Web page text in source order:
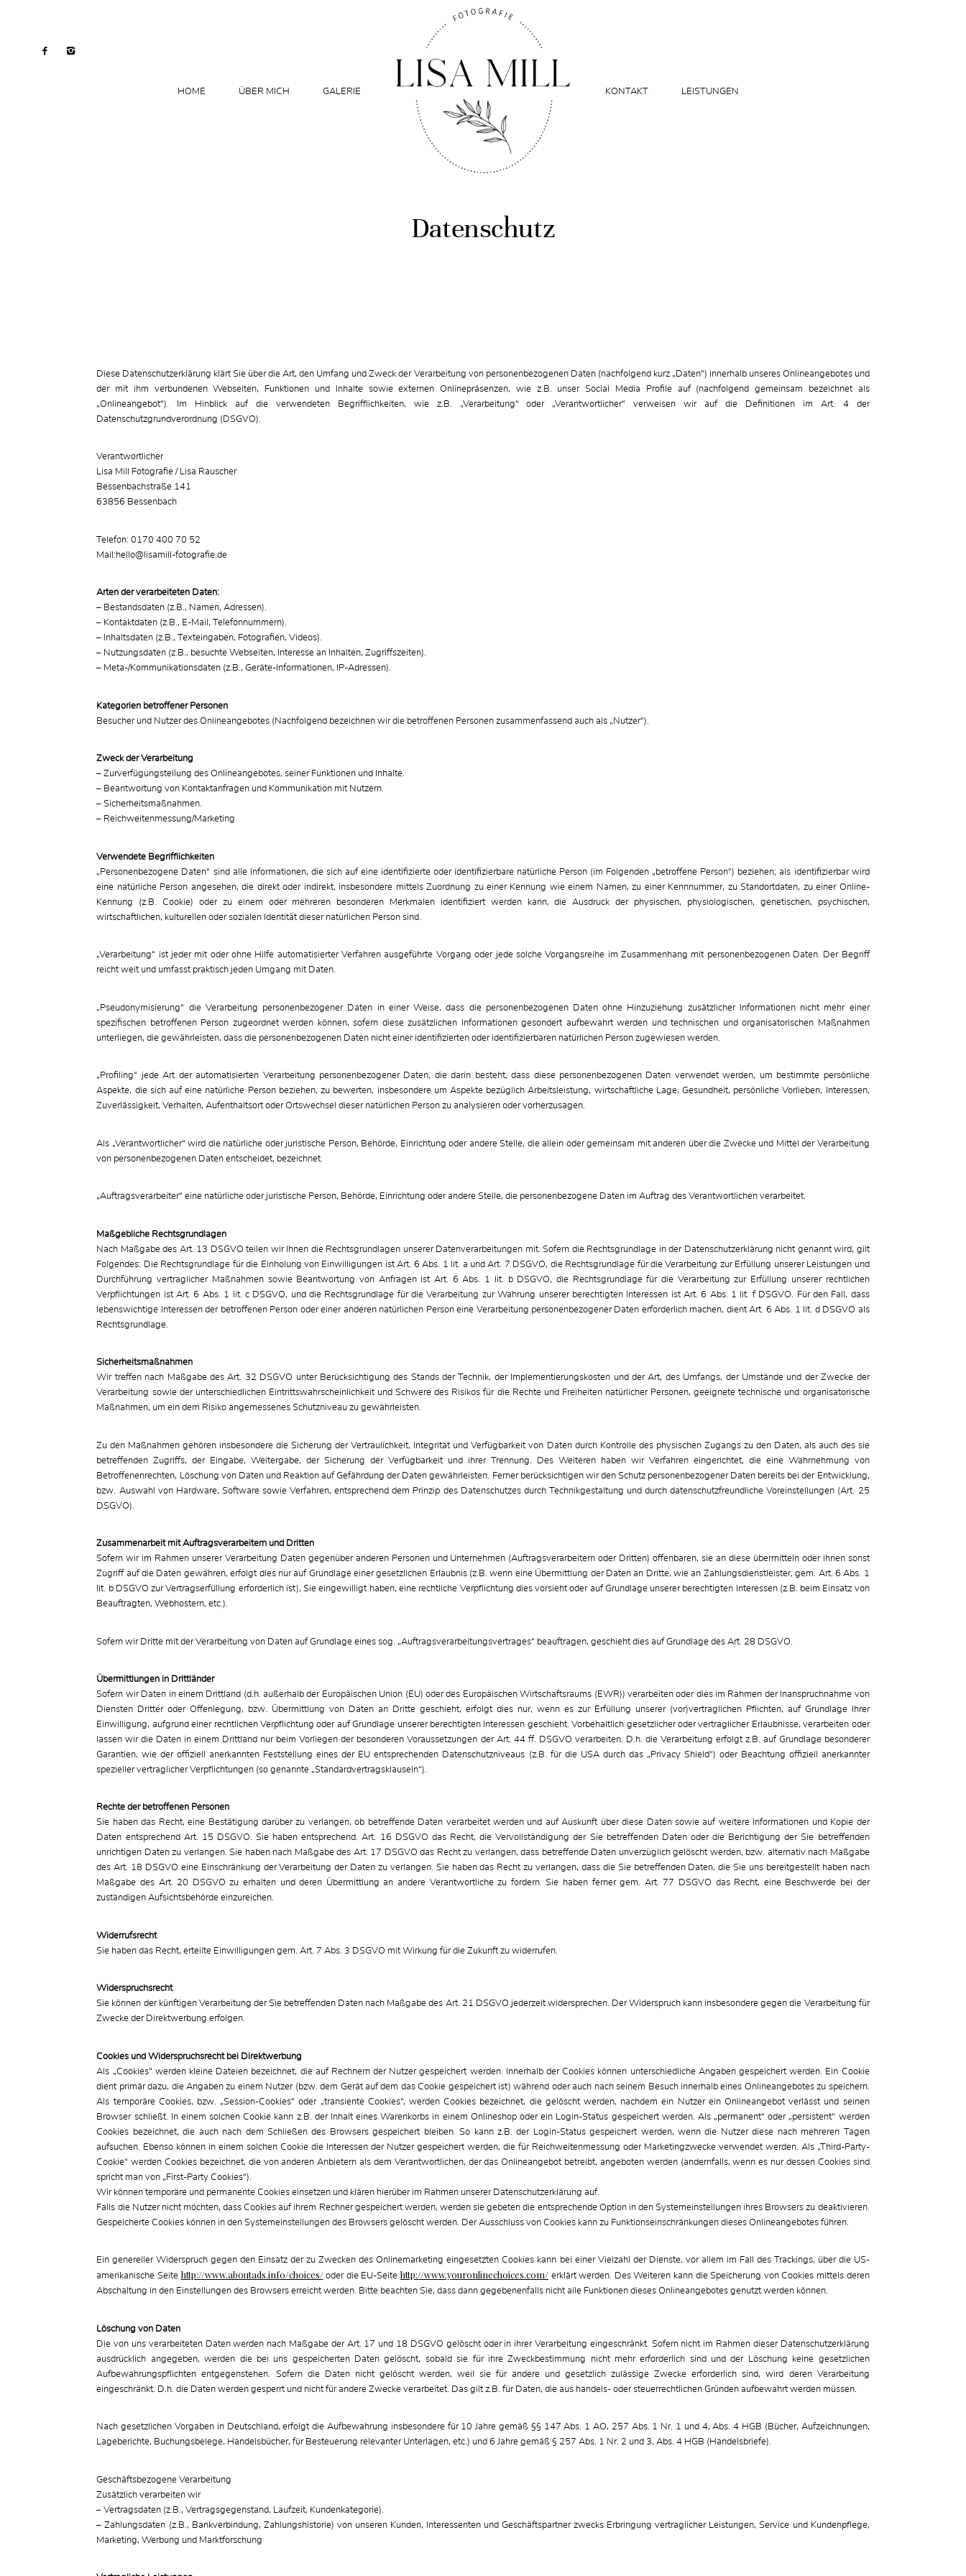
HOME ÜBER MICH GALERIE KONTAKT LEISTUNGEN
Datenschutz
Diese Datenschutzerklärung klärt Sie über die Art, den Umfang und Zweck der Verarbeitung von personenbezogenen Daten (nachfolgend kurz „Daten“) innerhalb unseres Onlineangebotes und
der mit ihm verbundenen Webseiten, Funktionen und Inhalte sowie externen Onlinepräsenzen, wie z.B. unser Social Media Profile auf (nachfolgend gemeinsam bezeichnet als
„Onlineangebot“). Im Hinblick auf die verwendeten Begrifflichkeiten, wie z.B. „Verarbeitung“ oder „Verantwortlicher“ verweisen wir auf die Definitionen im Art. 4 der
Datenschutzgrundverordnung (DSGVO).
Verantwortlicher
Lisa Mill Fotografie / Lisa Rauscher
Bessenbachstraße 141
63856 Bessenbach
Telefon: 0170 400 70 52
Mail:hello@lisamill-fotografie.de
Arten der verarbeiteten Daten:
– Bestandsdaten (z.B., Namen, Adressen).
– Kontaktdaten (z.B., E-Mail, Telefonnummern).
– Inhaltsdaten (z.B., Texteingaben, Fotografien, Videos).
– Nutzungsdaten (z.B., besuchte Webseiten, Interesse an Inhalten, Zugriffszeiten).
– Meta-/Kommunikationsdaten (z.B., Geräte-Informationen, IP-Adressen).
Kategorien betroffener Personen
Besucher und Nutzer des Onlineangebotes (Nachfolgend bezeichnen wir die betroffenen Personen zusammenfassend auch als „Nutzer“).
Zweck der Verarbeitung
– Zurverfügungstellung des Onlineangebotes, seiner Funktionen und Inhalte.
– Beantwortung von Kontaktanfragen und Kommunikation mit Nutzern.
– Sicherheitsmaßnahmen.
– Reichweitenmessung/Marketing
Verwendete Begrifflichkeiten
„Personenbezogene Daten“ sind alle Informationen, die sich auf eine identifizierte oder identifizierbare natürliche Person (im Folgenden „betroffene Person“) beziehen; als identifizierbar wird
eine natürliche Person angesehen, die direkt oder indirekt, insbesondere mittels Zuordnung zu einer Kennung wie einem Namen, zu einer Kennnummer, zu Standortdaten, zu einer Online-
Kennung (z.B. Cookie) oder zu einem oder mehreren besonderen Merkmalen identifiziert werden kann, die Ausdruck der physischen, physiologischen, genetischen, psychischen,
wirtschaftlichen, kulturellen oder sozialen Identität dieser natürlichen Person sind.
„Verarbeitung“ ist jeder mit oder ohne Hilfe automatisierter Verfahren ausgeführte Vorgang oder jede solche Vorgangsreihe im Zusammenhang mit personenbezogenen Daten. Der Begriff
reicht weit und umfasst praktisch jeden Umgang mit Daten.
„Pseudonymisierung“ die Verarbeitung personenbezogener Daten in einer Weise, dass die personenbezogenen Daten ohne Hinzuziehung zusätzlicher Informationen nicht mehr einer
spezifischen betroffenen Person zugeordnet werden können, sofern diese zusätzlichen Informationen gesondert aufbewahrt werden und technischen und organisatorischen Maßnahmen
unterliegen, die gewährleisten, dass die personenbezogenen Daten nicht einer identifizierten oder identifizierbaren natürlichen Person zugewiesen werden.
„Profiling“ jede Art der automatisierten Verarbeitung personenbezogener Daten, die darin besteht, dass diese personenbezogenen Daten verwendet werden, um bestimmte persönliche
Aspekte, die sich auf eine natürliche Person beziehen, zu bewerten, insbesondere um Aspekte bezüglich Arbeitsleistung, wirtschaftliche Lage, Gesundheit, persönliche Vorlieben, Interessen,
Zuverlässigkeit, Verhalten, Aufenthaltsort oder Ortswechsel dieser natürlichen Person zu analysieren oder vorherzusagen.
Als „Verantwortlicher“ wird die natürliche oder juristische Person, Behörde, Einrichtung oder andere Stelle, die allein oder gemeinsam mit anderen über die Zwecke und Mittel der Verarbeitung
von personenbezogenen Daten entscheidet, bezeichnet.
„Auftragsverarbeiter“ eine natürliche oder juristische Person, Behörde, Einrichtung oder andere Stelle, die personenbezogene Daten im Auftrag des Verantwortlichen verarbeitet.
Maßgebliche Rechtsgrundlagen
Nach Maßgabe des Art. 13 DSGVO teilen wir Ihnen die Rechtsgrundlagen unserer Datenverarbeitungen mit. Sofern die Rechtsgrundlage in der Datenschutzerklärung nicht genannt wird, gilt
Folgendes: Die Rechtsgrundlage für die Einholung von Einwilligungen ist Art. 6 Abs. 1 lit. a und Art. 7 DSGVO, die Rechtsgrundlage für die Verarbeitung zur Erfüllung unserer Leistungen und
Durchführung vertraglicher Maßnahmen sowie Beantwortung von Anfragen ist Art. 6 Abs. 1 lit. b DSGVO, die Rechtsgrundlage für die Verarbeitung zur Erfüllung unserer rechtlichen
Verpflichtungen ist Art. 6 Abs. 1 lit. c DSGVO, und die Rechtsgrundlage für die Verarbeitung zur Wahrung unserer berechtigten Interessen ist Art. 6 Abs. 1 lit. f DSGVO. Für den Fall, dass
lebenswichtige Interessen der betroffenen Person oder einer anderen natürlichen Person eine Verarbeitung personenbezogener Daten erforderlich machen, dient Art. 6 Abs. 1 lit. d DSGVO als
Rechtsgrundlage.
Sicherheitsmaßnahmen
Wir treffen nach Maßgabe des Art. 32 DSGVO unter Berücksichtigung des Stands der Technik, der Implementierungskosten und der Art, des Umfangs, der Umstände und der Zwecke der
Verarbeitung sowie der unterschiedlichen Eintrittswahrscheinlichkeit und Schwere des Risikos für die Rechte und Freiheiten natürlicher Personen, geeignete technische und organisatorische
Maßnahmen, um ein dem Risiko angemessenes Schutzniveau zu gewährleisten.
Zu den Maßnahmen gehören insbesondere die Sicherung der Vertraulichkeit, Integrität und Verfügbarkeit von Daten durch Kontrolle des physischen Zugangs zu den Daten, als auch des sie
betreffenden Zugriffs, der Eingabe, Weitergabe, der Sicherung der Verfügbarkeit und ihrer Trennung. Des Weiteren haben wir Verfahren eingerichtet, die eine Wahrnehmung von
Betroffenenrechten, Löschung von Daten und Reaktion auf Gefährdung der Daten gewährleisten. Ferner berücksichtigen wir den Schutz personenbezogener Daten bereits bei der Entwicklung,
bzw. Auswahl von Hardware, Software sowie Verfahren, entsprechend dem Prinzip des Datenschutzes durch Technikgestaltung und durch datenschutzfreundliche Voreinstellungen (Art. 25
DSGVO).
Zusammenarbeit mit Auftragsverarbeitern und Dritten
Sofern wir im Rahmen unserer Verarbeitung Daten gegenüber anderen Personen und Unternehmen (Auftragsverarbeitern oder Dritten) offenbaren, sie an diese übermitteln oder ihnen sonst
Zugriff auf die Daten gewähren, erfolgt dies nur auf Grundlage einer gesetzlichen Erlaubnis (z.B. wenn eine Übermittlung der Daten an Dritte, wie an Zahlungsdienstleister, gem. Art. 6 Abs. 1
lit. b DSGVO zur Vertragserfüllung erforderlich ist), Sie eingewilligt haben, eine rechtliche Verpflichtung dies vorsieht oder auf Grundlage unserer berechtigten Interessen (z.B. beim Einsatz von
Beauftragten, Webhostern, etc.).
Sofern wir Dritte mit der Verarbeitung von Daten auf Grundlage eines sog. „Auftragsverarbeitungsvertrages“ beauftragen, geschieht dies auf Grundlage des Art. 28 DSGVO.
Übermittlungen in Drittländer
Sofern wir Daten in einem Drittland (d.h. außerhalb der Europäischen Union (EU) oder des Europäischen Wirtschaftsraums (EWR)) verarbeiten oder dies im Rahmen der Inanspruchnahme von
Diensten Dritter oder Offenlegung, bzw. Übermittlung von Daten an Dritte geschieht, erfolgt dies nur, wenn es zur Erfüllung unserer (vor)vertraglichen Pflichten, auf Grundlage Ihrer
Einwilligung, aufgrund einer rechtlichen Verpflichtung oder auf Grundlage unserer berechtigten Interessen geschieht. Vorbehaltlich gesetzlicher oder vertraglicher Erlaubnisse, verarbeiten oder
lassen wir die Daten in einem Drittland nur beim Vorliegen der besonderen Voraussetzungen der Art. 44 ff. DSGVO verarbeiten. D.h. die Verarbeitung erfolgt z.B. auf Grundlage besonderer
Garantien, wie der offiziell anerkannten Feststellung eines der EU entsprechenden Datenschutzniveaus (z.B. für die USA durch das „Privacy Shield“) oder Beachtung offiziell anerkannter
spezieller vertraglicher Verpflichtungen (so genannte „Standardvertragsklauseln“).
Rechte der betroffenen Personen
Sie haben das Recht, eine Bestätigung darüber zu verlangen, ob betreffende Daten verarbeitet werden und auf Auskunft über diese Daten sowie auf weitere Informationen und Kopie der
Daten entsprechend Art. 15 DSGVO. Sie haben entsprechend. Art. 16 DSGVO das Recht, die Vervollständigung der Sie betreffenden Daten oder die Berichtigung der Sie betreffenden
unrichtigen Daten zu verlangen. Sie haben nach Maßgabe des Art. 17 DSGVO das Recht zu verlangen, dass betreffende Daten unverzüglich gelöscht werden, bzw. alternativ nach Maßgabe
des Art. 18 DSGVO eine Einschränkung der Verarbeitung der Daten zu verlangen. Sie haben das Recht zu verlangen, dass die Sie betreffenden Daten, die Sie uns bereitgestellt haben nach
Maßgabe des Art. 20 DSGVO zu erhalten und deren Übermittlung an andere Verantwortliche zu fordern. Sie haben ferner gem. Art. 77 DSGVO das Recht, eine Beschwerde bei der
zuständigen Aufsichtsbehörde einzureichen.
Widerrufsrecht
Sie haben das Recht, erteilte Einwilligungen gem. Art. 7 Abs. 3 DSGVO mit Wirkung für die Zukunft zu widerrufen.
Widerspruchsrecht
Sie können der künftigen Verarbeitung der Sie betreffenden Daten nach Maßgabe des Art. 21 DSGVO jederzeit widersprechen. Der Widerspruch kann insbesondere gegen die Verarbeitung für
Zwecke der Direktwerbung erfolgen.
Cookies und Widerspruchsrecht bei Direktwerbung
Als „Cookies“ werden kleine Dateien bezeichnet, die auf Rechnern der Nutzer gespeichert werden. Innerhalb der Cookies können unterschiedliche Angaben gespeichert werden. Ein Cookie
dient primär dazu, die Angaben zu einem Nutzer (bzw. dem Gerät auf dem das Cookie gespeichert ist) während oder auch nach seinem Besuch innerhalb eines Onlineangebotes zu speichern.
Als temporäre Cookies, bzw. „Session-Cookies“ oder „transiente Cookies“, werden Cookies bezeichnet, die gelöscht werden, nachdem ein Nutzer ein Onlineangebot verlässt und seinen
Browser schließt. In einem solchen Cookie kann z.B. der Inhalt eines Warenkorbs in einem Onlineshop oder ein Login-Status gespeichert werden. Als „permanent“ oder „persistent“ werden
Cookies bezeichnet, die auch nach dem Schließen des Browsers gespeichert bleiben. So kann z.B. der Login-Status gespeichert werden, wenn die Nutzer diese nach mehreren Tagen
aufsuchen. Ebenso können in einem solchen Cookie die Interessen der Nutzer gespeichert werden, die für Reichweitenmessung oder Marketingzwecke verwendet werden. Als „Third-Party-
Cookie“ werden Cookies bezeichnet, die von anderen Anbietern als dem Verantwortlichen, der das Onlineangebot betreibt, angeboten werden (andernfalls, wenn es nur dessen Cookies sind
spricht man von „First-Party Cookies“).
Wir können temporäre und permanente Cookies einsetzen und klären hierüber im Rahmen unserer Datenschutzerklärung auf.
Falls die Nutzer nicht möchten, dass Cookies auf ihrem Rechner gespeichert werden, werden sie gebeten die entsprechende Option in den Systemeinstellungen ihres Browsers zu deaktivieren.
Gespeicherte Cookies können in den Systemeinstellungen des Browsers gelöscht werden. Der Ausschluss von Cookies kann zu Funktionseinschränkungen dieses Onlineangebotes führen.
Ein genereller Widerspruch gegen den Einsatz der zu Zwecken des Onlinemarketing eingesetzten Cookies kann bei einer Vielzahl der Dienste, vor allem im Fall des Trackings, über die US-
amerikanische Seite http://www.aboutads.info/choices/ oder die EU-Seitehttp://www.youronlinechoices.com/ erklärt werden. Des Weiteren kann die Speicherung von Cookies mittels deren
Abschaltung in den Einstellungen des Browsers erreicht werden. Bitte beachten Sie, dass dann gegebenenfalls nicht alle Funktionen dieses Onlineangebotes genutzt werden können.
Löschung von Daten
Die von uns verarbeiteten Daten werden nach Maßgabe der Art. 17 und 18 DSGVO gelöscht oder in ihrer Verarbeitung eingeschränkt. Sofern nicht im Rahmen dieser Datenschutzerklärung
ausdrücklich angegeben, werden die bei uns gespeicherten Daten gelöscht, sobald sie für ihre Zweckbestimmung nicht mehr erforderlich sind und der Löschung keine gesetzlichen
Aufbewahrungspflichten entgegenstehen. Sofern die Daten nicht gelöscht werden, weil sie für andere und gesetzlich zulässige Zwecke erforderlich sind, wird deren Verarbeitung
eingeschränkt. D.h. die Daten werden gesperrt und nicht für andere Zwecke verarbeitet. Das gilt z.B. für Daten, die aus handels- oder steuerrechtlichen Gründen aufbewahrt werden müssen.
Nach gesetzlichen Vorgaben in Deutschland, erfolgt die Aufbewahrung insbesondere für 10 Jahre gemäß §§ 147 Abs. 1 AO, 257 Abs. 1 Nr. 1 und 4, Abs. 4 HGB (Bücher, Aufzeichnungen,
Lageberichte, Buchungsbelege, Handelsbücher, für Besteuerung relevanter Unterlagen, etc.) und 6 Jahre gemäß § 257 Abs. 1 Nr. 2 und 3, Abs. 4 HGB (Handelsbriefe).
Geschäftsbezogene Verarbeitung
Zusätzlich verarbeiten wir
– Vertragsdaten (z.B., Vertragsgegenstand, Laufzeit, Kundenkategorie).
– Zahlungsdaten (z.B., Bankverbindung, Zahlungshistorie) von unseren Kunden, Interessenten und Geschäftspartner zwecks Erbringung vertraglicher Leistungen, Service und Kundenpflege,
Marketing, Werbung und Marktforschung